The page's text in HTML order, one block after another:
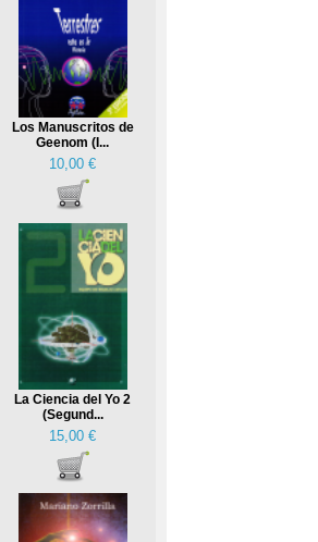
Los Manuscritos de
Geenom (I...
10,00 €
La Ciencia del Yo 2
(Segund...
15,00 €